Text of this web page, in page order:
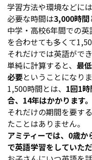
学習方法や環境などに
必要な時間は3,000時間
中学・高校6年間での
を合わせても多くて
それだけでは英語がで
単純に計算すると、 最
必要ということになりま
1,500時間とは、 1回1
合、14年はかかります。
それだけの期間を要す
たことはありません。
アミティーでは、0歳
で英語学習をしていただ